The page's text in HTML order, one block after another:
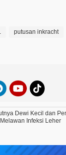
putusan inkracht
Dewi Kecil dan
Infeksi Leher